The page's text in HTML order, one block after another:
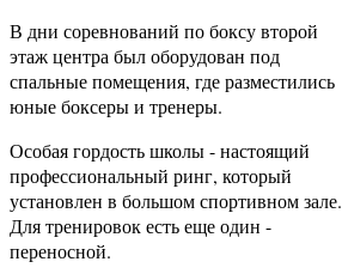
В дни соревнований по боксу второй
этаж центра был оборудован под
спальные помещения, где разместились
юные боксеры и тренеры.
Особая гордость школы - настоящий
профессиональный ринг, который
установлен в большом спортивном зале.
Для тренировок есть еще один -
переносной.